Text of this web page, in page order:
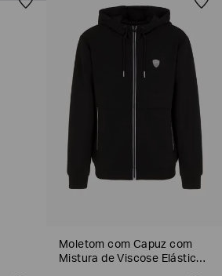
Moletom com Capuz com
Mistura de Viscose Elástica